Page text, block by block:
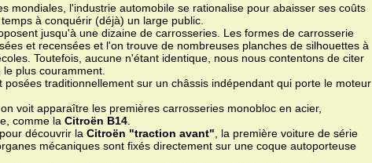
mondiales, l'industrie automobile se rationalise pour abaisser ses coûts
à conquérir (déjà) un large public.
jusqu'à une dizaine de carrosseries. Les formes de carrosserie
et recensées et l'on trouve de nombreuses planches de silhouettes à
Toutefois, aucune n'étant identique, nous nous contentons de citer
plus couramment.
posées traditionnellement sur un châssis indépendant qui porte le moteur
voit apparaître les premières carrosseries monobloc en acier,
comme la Citroën B14
découvrir la Citroën "traction avant" , la première voiture de série
mécaniques sont fixés directement sur une coque autoporteuse